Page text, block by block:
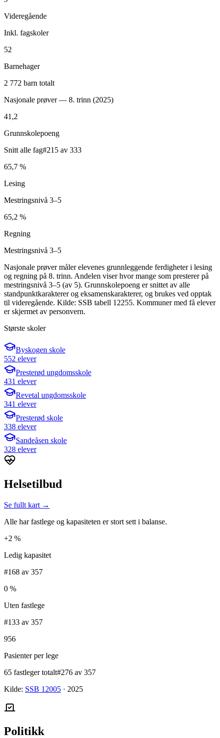
Videregående
Inkl. fagskoler
52
Barnehager
2 772 barn totalt
Nasjonale prøver — 8. trinn (2025)
41,2
Grunnskolepoeng
Snitt alle fag#215 av 333
65,7 %
Lesing
Mestringsnivå 3–5
65,2 %
Regning
Mestringsnivå 3–5
Nasjonale prøver måler elevenes grunnleggende ferdigheter i lesing
og regning på 8. trinn. Andelen viser hvor mange som presterer på
mestringsnivå 3–5 (av 5). Grunnskolepoeng er snittet av alle
standpunktkarakterer og eksamenskarakterer, og brukes ved opptak
til videregående. Kilde: SSB tabell 12255. Kommuner med få elever
er skjermet av personvern.
Største skoler
Byskogen skole
552 elever
Presterød ungdomsskole
431 elever
Revetal ungdomsskole
341 elever
Presterød skole
338 elever
Sandeåsen skole
328 elever
Helsetilbud
Se fullt kart →
Alle har fastlege og kapasiteten er stort sett i balanse.
+2 %
Ledig kapasitet
#168 av 357
0 %
Uten fastlege
#133 av 357
956
Pasienter per lege
65 fastleger totalt#276 av 357
Kilde: SSB 12005 · 2025
Politikk